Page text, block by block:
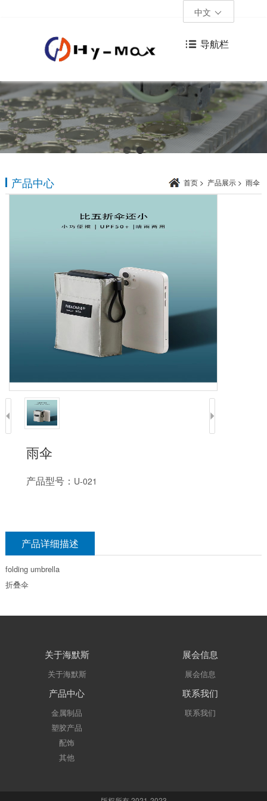
中文
导航栏
产品中心 首页 > 产品展示 > 雨伞
雨伞
产品型号： U-021
产品详细描述
folding umbrella
折叠伞
关于海默斯
关于海默斯
展会信息
展会信息
产品中心
金属制品
塑胶产品
配饰
其他
联系我们
联系我们